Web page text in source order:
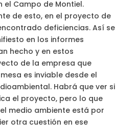
el Campo de Montiel.
de esto, en el proyecto de
deficiencias. Así se
en los informes
hecho y en estos
de la empresa que
es inviable desde el
Habrá que ver si
el proyecto, pero lo que
medio ambiente está por
otra cuestión en ese